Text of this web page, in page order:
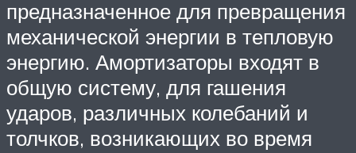
предназначенное для превращения
механической энергии в тепловую
энергию. Амортизаторы входят в
общую систему, для гашения
ударов, различных колебаний и
толчков, возникающих во время